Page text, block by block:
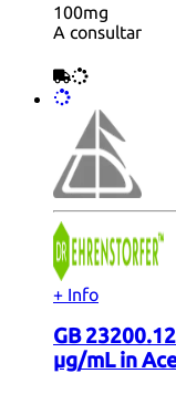
100mg
A consultar
+ Info
GB
µg/mL in